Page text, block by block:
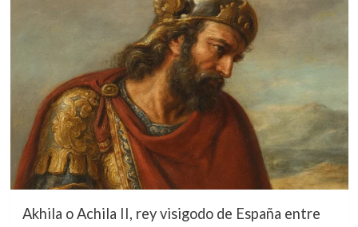
Akhila o Achila II, rey visigodo de España entre